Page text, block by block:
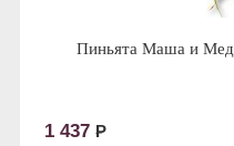
Пиньята Маша и
1 437 Р